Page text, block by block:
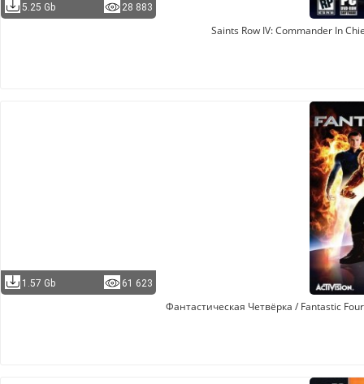
5.25 Gb 28 883
Saints Row IV: Commander In
1.57 Gb 61 623
Фантастическая Четвёрка / Fantastic